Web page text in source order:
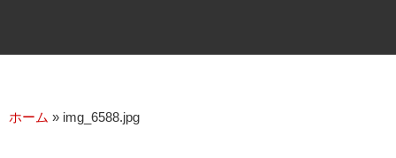
ホーム » img_6588.jpg